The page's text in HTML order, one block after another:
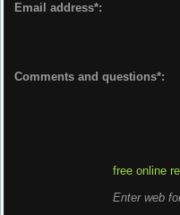
Email address*:
Comments and questions*:
free online
Enter web